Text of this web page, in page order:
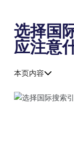
选择国
应注意
本页内容